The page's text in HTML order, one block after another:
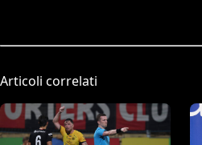
Articoli correlati